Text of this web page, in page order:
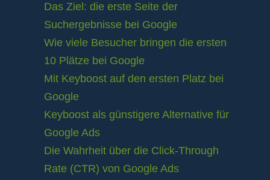
Das Ziel: die erste Seite der
Suchergebnisse bei Google
Wie viele Besucher bringen die ersten
10 Plätze bei Google
Mit Keyboost auf den ersten Platz bei
Google
Keyboost als günstigere Alternative für
Google Ads
Die Wahrheit über die Click-Through
Rate (CTR) von Google Ads